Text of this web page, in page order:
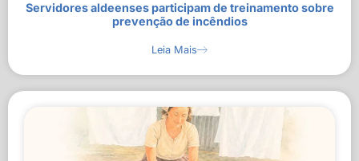
Servidores aldeenses participam de treinamento sobre
prevenção de incêndios
Leia Mais